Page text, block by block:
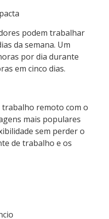
podem trabalhar
da semana. Um
por dia durante
em cinco dias.
remoto com o
mais populares
sem perder o
de trabalho e os